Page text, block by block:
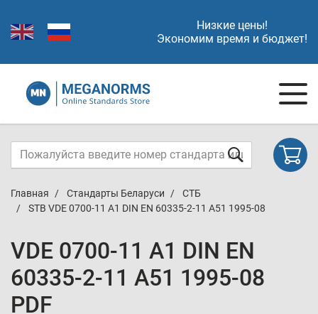
Низкие цены!
Экономим время и бюджет!
Главная Стандарты Беларуси
СТБ
STB VDE 0700-11 A1 DIN EN 60335-2-11 A51 1995-08
VDE 0700-11 A1 DIN EN
60335-2-11 A51 1995-08
PDF